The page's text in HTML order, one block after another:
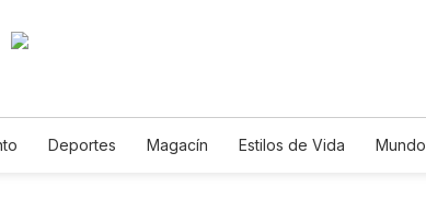
Deportes Magacín Estilos de Vida Mundo